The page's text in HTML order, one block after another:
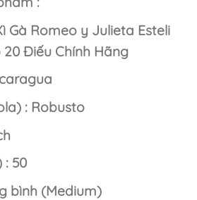
₫.là:
4.050.000 ₫.
Gà Romeo y Julieta Esteli
Điếu Chính Hãng
: Robusto
: 50
bình (Medium)